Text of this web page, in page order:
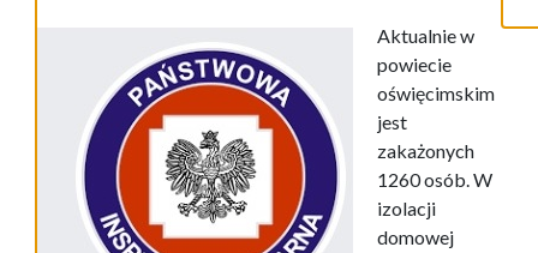
Aktualnie w
powiecie
oświęcimskim
jest
zakażonych
1260 osób. W
izolacji
domowej